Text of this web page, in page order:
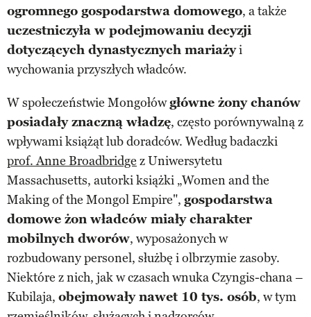
ogromnego gospodarstwa domowego, a także
uczestniczyła w podejmowaniu decyzji
dotyczących dynastycznych mariażyi
wychowania przyszłych władców.
W społeczeństwie Mongołówgłówne żony chanów
posiadały znaczną władzę, często porównywalną z
wpływami książąt lub doradców. Według badaczki
prof. Anne Broadbridge z Uniwersytetu
Massachusetts, autorki książki „Women and the
Making of the Mongol Empire", gospodarstwa
domowe żon władców miały charakter
mobilnych dworów, wyposażonych w
rozbudowany personel, służbę i olbrzymie zasoby.
Niektóre z nich, jak w czasach wnuka Czyngis-chana –
Kubilaja, obejmowały nawet 10 tys. osób, w tym